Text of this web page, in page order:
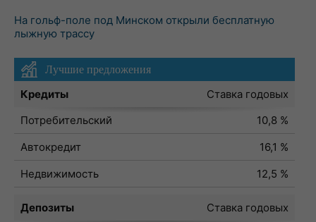
На гольф-поле под Минском открыли бесплатную
лыжную трассу
Лучшие предложения
Кредиты
Ставка годовых
Потребительский
10,8 %
Автокредит
16,1 %
Недвижимость
12,5 %
Депозиты
Ставка годовых